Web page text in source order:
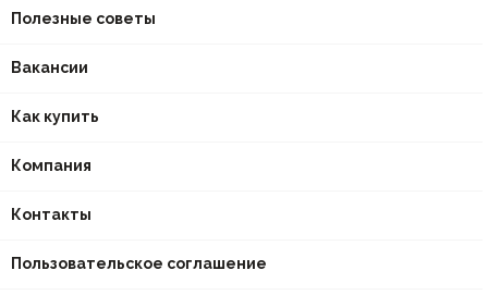
Полезные советы
Вакансии
Как купить
Компания
Контакты
Пользовательское соглашение